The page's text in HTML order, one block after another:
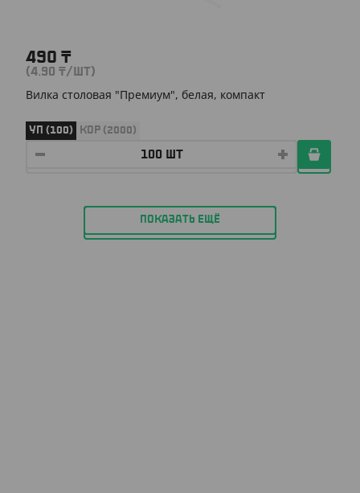
490 ₸
(4.90 ₸/ШТ)
Вилка столовая "Премиум", белая, компакт
УП (100) КОР (2000)
ПОКАЗАТЬ ЕЩЁ